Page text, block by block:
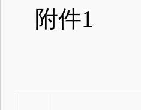
附件1